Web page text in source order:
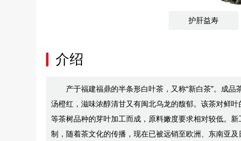
护肝益寿
介绍
产于福建福鼎的半条形白叶茶，又称“新白茶”。成
汤橙红，滋味浓醇清甘又有闽北乌龙的馥郁。该茶对鲜
等茶树品种的芽叶加工而成，原料嫩度要求相对较低。
制，随着茶文化的传播，现在已被远销至欧洲、东南亚及